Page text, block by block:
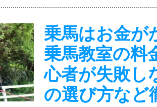
乗馬はお金が
乗馬教室の料
心者が失敗し
の選び方など